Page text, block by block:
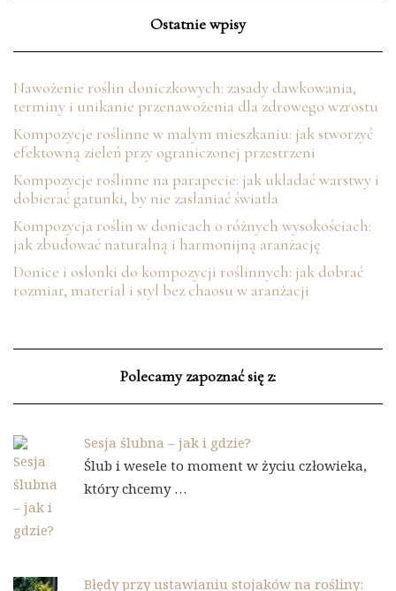
Ostatnie wpisy
Nawożenie roślin doniczkowych: zasady dawkowania,
terminy i unikanie przenawożenia dla zdrowego wzrostu
Kompozycje roślinne w małym mieszkaniu: jak stworzyć
efektowną zieleń przy ograniczonej przestrzeni
Kompozycje roślinne na parapecie: jak układać warstwy i
dobierać gatunki, by nie zasłaniać światła
Kompozycja roślin w donicach o różnych wysokościach:
jak zbudować naturalną i harmonijną aranżację
Donice i osłonki do kompozycji roślinnych: jak dobrać
rozmiar, materiał i styl bez chaosu w aranżacji
Polecamy zapoznać się z:
Sesja ślubna – jak i gdzie?
Ślub i wesele to moment w życiu człowieka,
który chcemy …
Błędy przy ustawianiu stojaków na rośliny: